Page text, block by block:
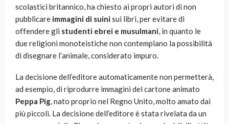
scolastici britannico, ha chiesto ai propri autori di non
pubblicare immagini di suinisui libri, per evitare di
offendere gli studenti ebrei e musulmani, in quanto le
due religioni monoteistiche non contemplano la possibilità
di disegnare l’animale, considerato impuro.
La decisione dell’editore automaticamente non permetterà,
ad esempio, di riprodurre immagini del cartone animato
Peppa Pig, nato proprio nel Regno Unito, molto amato dai
più piccoli. La decisione dell’editore è stata rivelata da un